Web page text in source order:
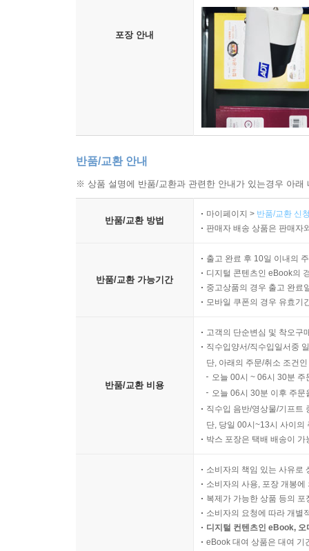
포장 안내
반품/교환 안내
※ 상품 설명에 반품/교환과 관련한 안내가 있는경우 아
반품/교환 방법
마이페이지 > 반품/교환 신
판매자 배송 상품은 판매자
반품/교환 가능기간
출고 완료 후 10일 이내의
디지털 콘텐츠인 eBook의
중고상품의 경우 출고 완료
모바일 쿠폰의 경우 유효기
반품/교환 비용
고객의 단순변심 및 착오구
직수입양서/직수입일서중
단, 아래의 주문/취소 조건
오늘 00시 ~ 06시 30분
오늘 06시 30분 이후 주
직수입 음반/영상물/기프트
단, 당일 00시~13시 사이의
박스 포장은 택배 배송이
소비자의 책임 있는 사유로
소비자의 사용, 포장 개봉
복제가 가능한 상품 등의
소비자의 요청에 따라 개별
디지털 컨텐츠인 eBook,
eBook 대여 상품은 대여 기